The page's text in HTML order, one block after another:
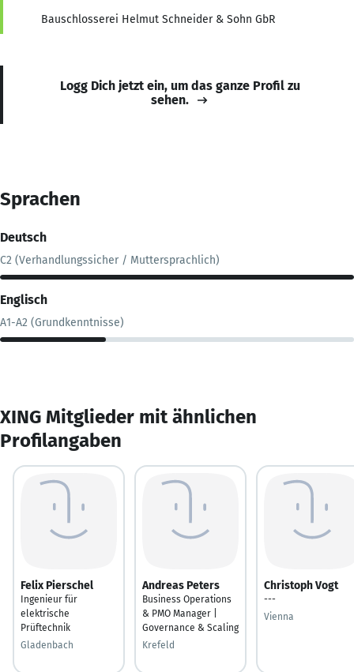
Bauschlosserei Helmut Schneider & Sohn GbR
Logg Dich jetzt ein, um das ganze Profil zu
sehen.
Sprachen
Deutsch
C2 (Verhandlungssicher / Muttersprachlich)
Englisch
A1-A2 (Grundkenntnisse)
XING Mitglieder mit ähnlichen
Profilangaben
Felix Pierschel
Ingenieur für
elektrische
Prüftechnik
Gladenbach
Andreas Peters
Business Operations
& PMO Manager |
Governance & Scaling
Krefeld
Christoph Vogt
---
Vienna